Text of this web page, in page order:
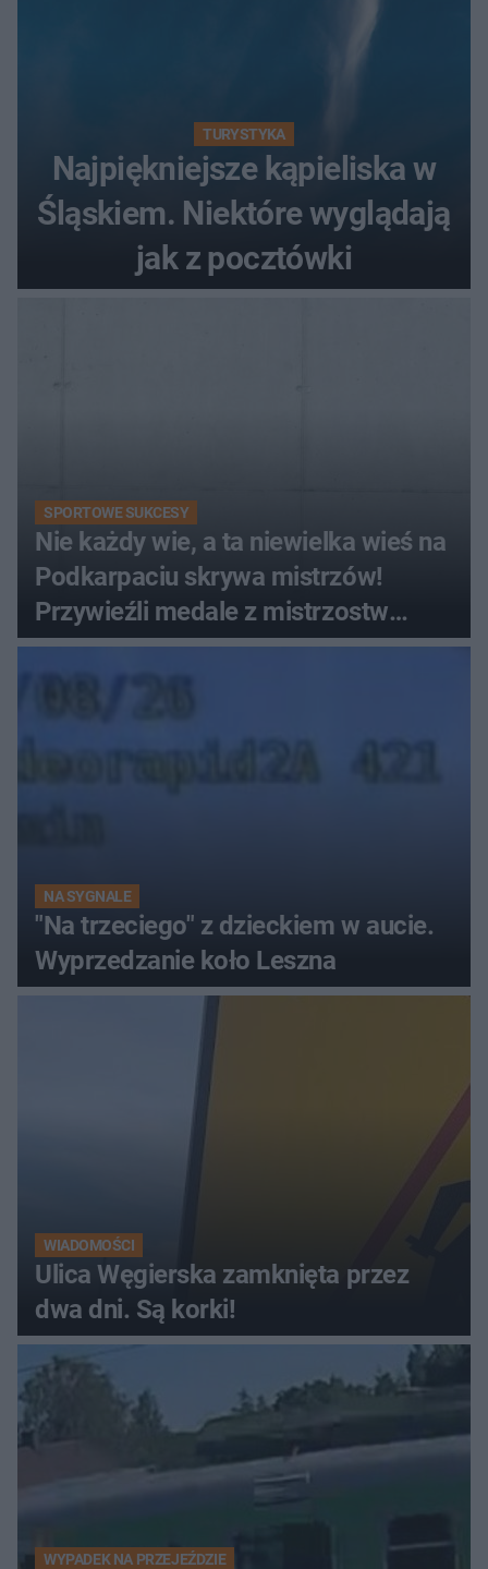
TURYSTYKA
Najpiękniejsze kąpieliska w
Śląskiem. Niektóre wyglądają
jak z pocztówki
SPORTOWE SUKCESY
Nie każdy wie, a ta niewielka wieś na
Podkarpaciu skrywa mistrzów!
Przywieźli medale z mistrzostw
Europy
NA SYGNALE
"Na trzeciego" z dzieckiem w aucie.
Wyprzedzanie koło Leszna
WIADOMOŚCI
Ulica Węgierska zamknięta przez
dwa dni. Są korki!
WYPADEK NA PRZEJEŹDZIE